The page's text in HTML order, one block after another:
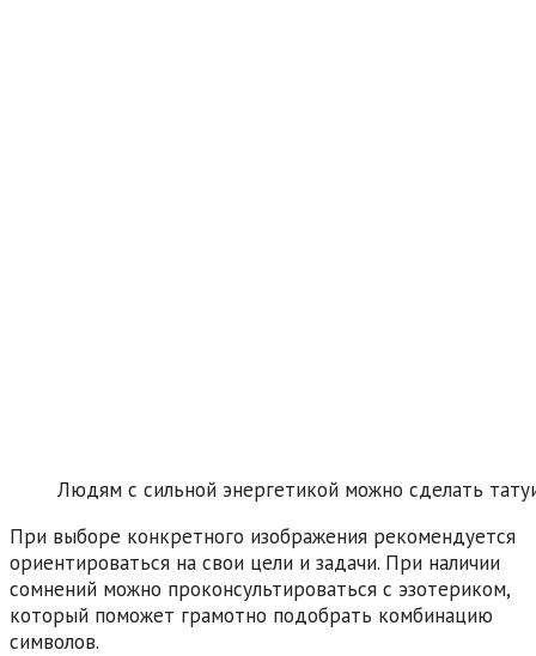
Людям с сильной энергетикой можно сделать
При выборе конкретного изображения рекомендуется
ориентироваться на свои цели и задачи. При наличии
сомнений можно проконсультироваться с эзотериком,
который поможет грамотно подобрать комбинацию
символов.